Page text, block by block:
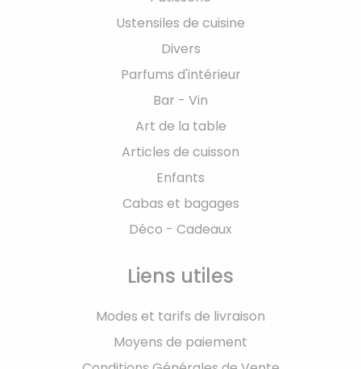
Ustensiles de cuisine
Divers
Parfums d'intérieur
Bar - Vin
Art de la table
Articles de cuisson
Enfants
Cabas et bagages
Déco - Cadeaux
Liens utiles
Modes et tarifs de livraison
Moyens de paiement